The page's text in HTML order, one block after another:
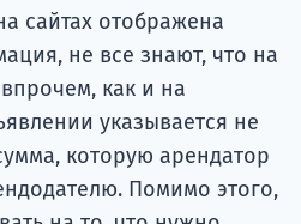
сайтах отображена
не все знают, что на
как и на
указывается не
которую арендатор
Помимо этого,